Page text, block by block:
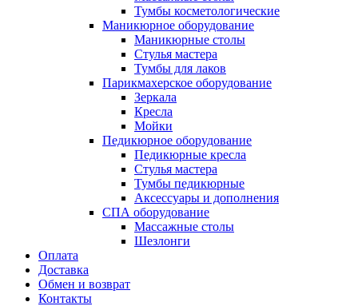
Тумбы косметологические
Маникюрное оборудование
Маникюрные столы
Стулья мастера
Тумбы для лаков
Парикмахерское оборудование
Зеркала
Кресла
Мойки
Педикюрное оборудование
Педикюрные кресла
Стулья мастера
Тумбы педикюрные
Аксессуары и дополнения
СПА оборудование
Массажные столы
Шезлонги
Оплата
Доставка
Обмен и возврат
Контакты